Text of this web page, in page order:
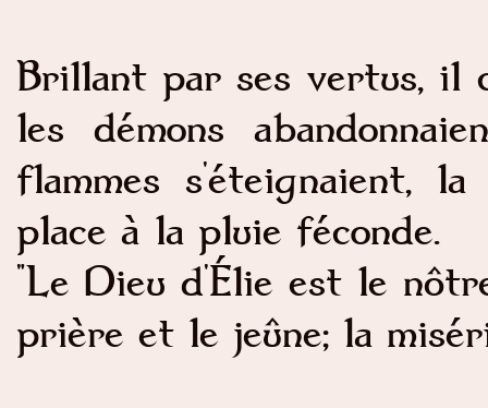
Brillant par ses vertus, il
les démons
flammes s'éteignaient,
place à la pluie féconde.
"Le Dieu d'Élie est le
prière et le jeûne; la